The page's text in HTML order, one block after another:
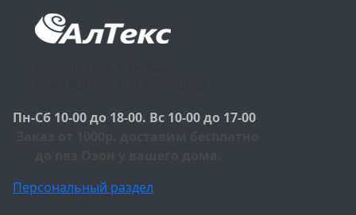
Пн-Сб 10-00 до 18-00. Вс 10-00 до 17-00
Персональный раздел